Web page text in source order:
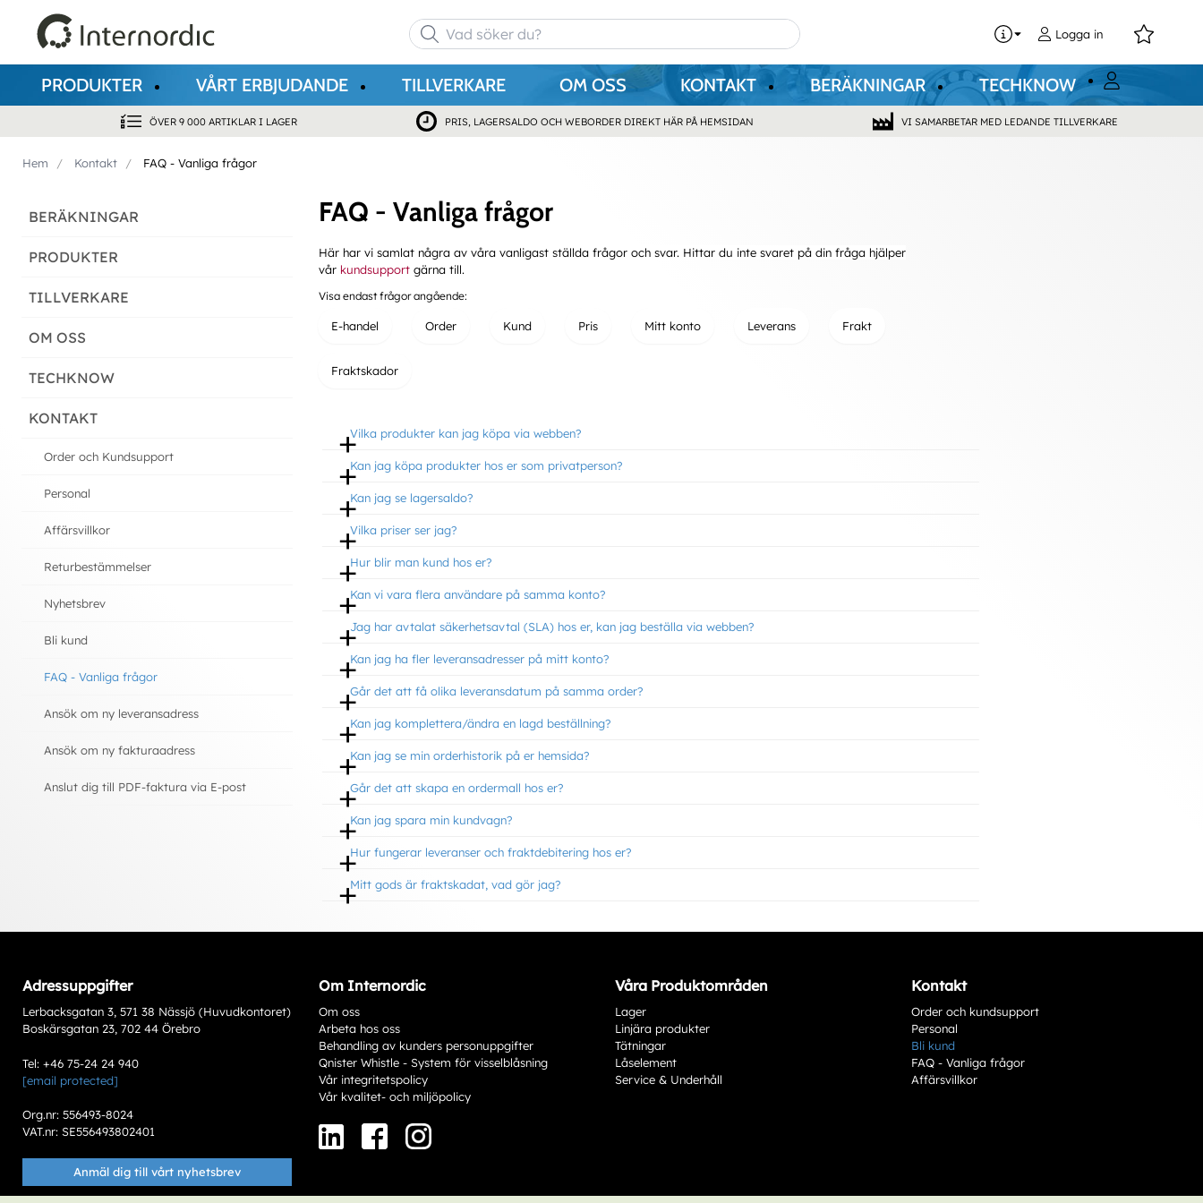
Logga in
PRODUKTER VÅRT ERBJUDANDE TILLVERKARE OM OSS KONTAKT BERÄKNINGAR TECHKNOW
ÖVER 9 000 ARTIKLAR I LAGER PRIS, LAGERSALDO OCH WEBORDER DIREKT HÄR PÅ HEMSIDAN VI SAMARBETAR MED LEDANDE TILLVERKARE
Hem Kontakt FAQ - Vanliga frågor
BERÄKNINGAR
PRODUKTER
TILLVERKARE
OM OSS
TECHKNOW
KONTAKT
Order och Kundsupport
Personal
Affärsvillkor
Returbestämmelser
Nyhetsbrev
Bli kund
FAQ - Vanliga frågor
Ansök om ny leveransadress
Ansök om ny fakturaadress
Anslut dig till PDF-faktura via E-post
FAQ - Vanliga frågor
Här har vi samlat några av våra vanligast ställda frågor och svar. Hittar du inte svaret på din fråga hjälper
vår kundsupport gärna till.
Visa endast frågor angående:
E-handel Order Kund Pris Mitt konto Leverans Frakt
Fraktskador
Vilka produkter kan jag köpa via webben?
Kan jag köpa produkter hos er som privatperson?
Kan jag se lagersaldo?
Vilka priser ser jag?
Hur blir man kund hos er?
Kan vi vara flera användare på samma konto?
Jag har avtalat säkerhetsavtal (SLA) hos er, kan jag beställa via webben?
Kan jag ha fler leveransadresser på mitt konto?
Går det att få olika leveransdatum på samma order?
Kan jag komplettera/ändra en lagd beställning?
Kan jag se min orderhistorik på er hemsida?
Går det att skapa en ordermall hos er?
Kan jag spara min kundvagn?
Hur fungerar leveranser och fraktdebitering hos er?
Mitt gods är fraktskadat, vad gör jag?
Adressuppgifter
Lerbacksgatan 3, 571 38 Nässjö (Huvudkontoret)
Boskärsgatan 23, 702 44 Örebro
Tel: +46 75-24 24 940
[email protected]
Org.nr: 556493-8024
VAT.nr: SE556493802401
Anmäl dig till vårt nyhetsbrev
Om Internordic
Om oss
Arbeta hos oss
Behandling av kunders personuppgifter
Qnister Whistle - System för visselblåsning
Vår integritetspolicy
Vår kvalitet- och miljöpolicy
Våra Produktområden
Lager
Linjära produkter
Tätningar
Låselement
Service & Underhåll
Kontakt
Order och kundsupport
Personal
Bli kund
FAQ - Vanliga frågor
Affärsvillkor